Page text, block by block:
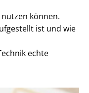
können.
ist und wie
echte